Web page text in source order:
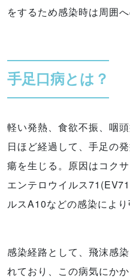
をするため感染時は周囲
手足口病とは？
軽い発熱、食欲不振、咽
日ほど経過して、手足の
瘍を生じる。原因はコク
エンテロウイルス
ルスA10などの感染により
感染経路として、飛沫感
れており、この病気にか